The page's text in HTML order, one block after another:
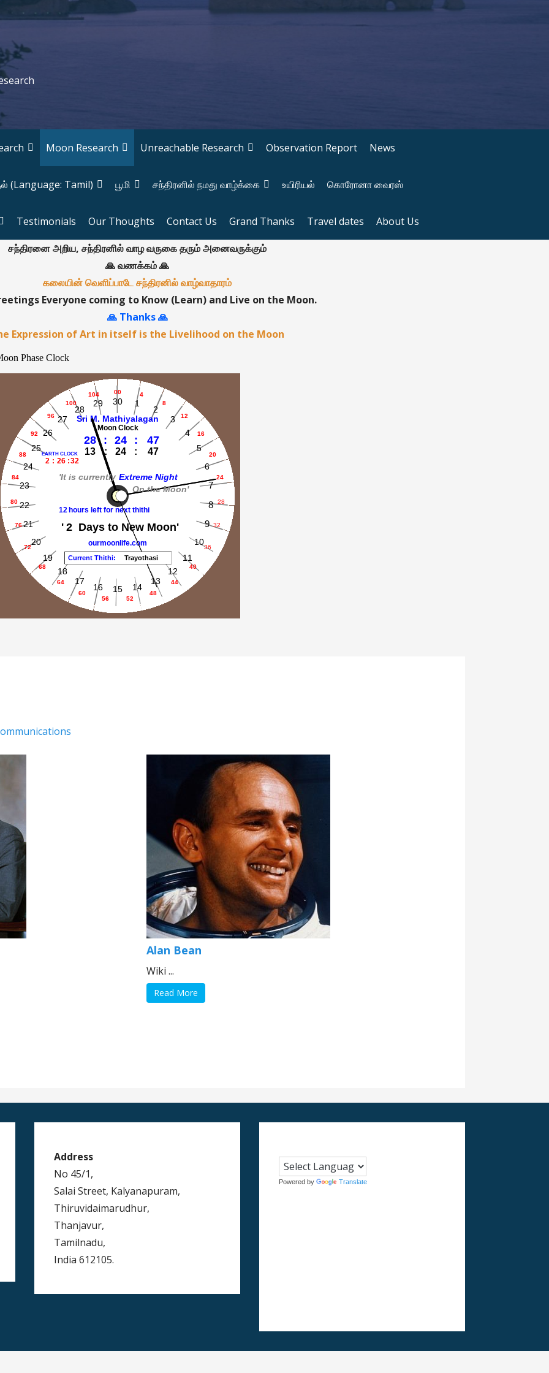
Moon Research Unreachable Research Observation Report News
(Language: Tamil) பூமி சந்திரனில் நமது வாழ்க்கை உயிரியல் கொரோனா வைரஸ்
Testimonials Our Thoughts Contact Us Grand Thanks Travel dates
About Us
சந்திரனை அறிய, சந்திரனில் வாழ வருகை தரும் அனைவருக்கும்
🙏 வணக்கம் 🙏
கலையின் வெளிப்பாடே சந்திரனில் வாழ்வாதாரம்
Everyone coming to Know (Learn) and Live on the Moon.
🙏 Thanks 🙏
Expression of Art in itself is the Livelihood on the Moon
Alan Bean
Wiki ...
Read More
Address
No 45/1,
Salai Street, Kalyanapuram,
Thiruvidaimarudhur,
Thanjavur,
Tamilnadu,
India 612105.
Powered by Translate